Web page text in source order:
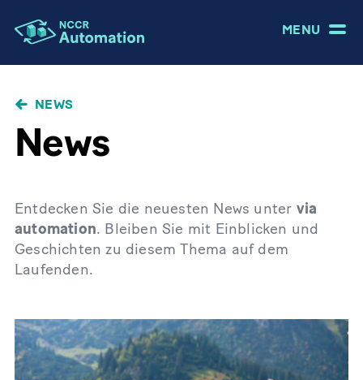
MENU
NEWS
News
Entdecken Sie die neuesten News unter via
automation. Bleiben Sie mit Einblicken und
Geschichten zu diesem Thema auf dem
Laufenden.